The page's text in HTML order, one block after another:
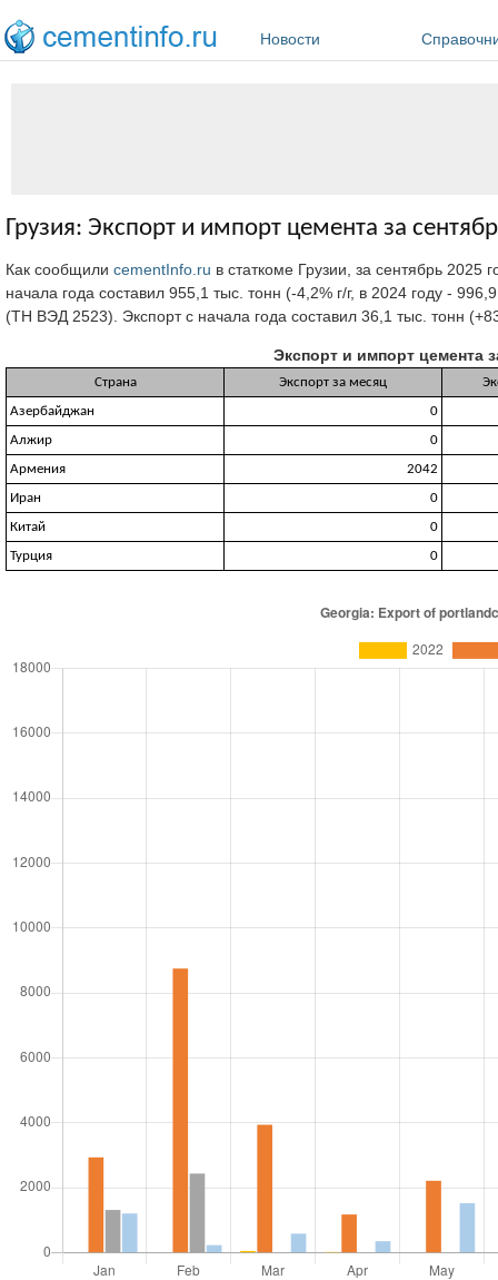
Новости
Грузия: Экспорт и импорт цемента за
Как сообщили cementInfo.ru в статкоме Грузии, за сентябрь 2025
начала года составил 955,1 тыс. тонн (-4,2% г/г, в 2024 году -
(ТН ВЭД 2523). Экспорт с начала года составил 36,1 тыс. тонн
Экспорт и импорт цемента
Страна Экспорт за месяц
Азербайджан
0
Алжир
0
Армения
2042
Иран
0
Китай
0
Турция
0